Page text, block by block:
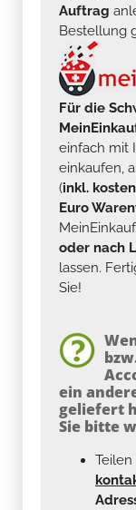
Auftrag
Bestellung
Für die
einfach mit
einkaufen,
(inkl.
Euro
oder nach
lassen.
Sie!
ein
geliefert
Sie bitte